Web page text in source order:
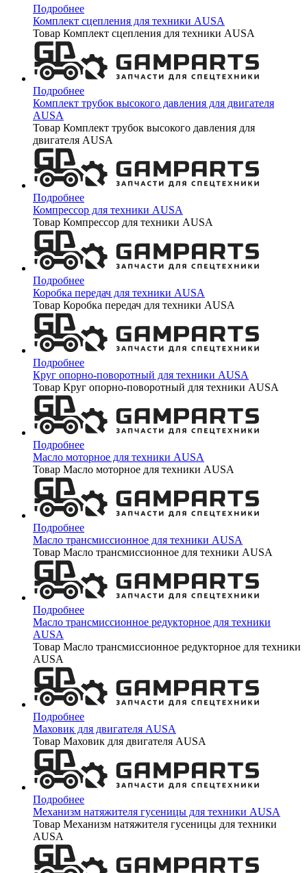
Подробнее
Комплект сцепления для техники AUSA
Товар Комплект сцепления для техники AUSA
Подробнее
Комплект трубок высокого давления для двигателя
AUSA
Товар Комплект трубок высокого давления для
двигателя AUSA
Подробнее
Компрессор для техники AUSA
Товар Компрессор для техники AUSA
Подробнее
Коробка передач для техники AUSA
Товар Коробка передач для техники AUSA
Подробнее
Круг опорно-поворотный для техники AUSA
Товар Круг опорно-поворотный для техники AUSA
Подробнее
Масло моторное для техники AUSA
Товар Масло моторное для техники AUSA
Подробнее
Масло трансмиссионное для техники AUSA
Товар Масло трансмиссионное для техники AUSA
Подробнее
Масло трансмиссионное редукторное для техники
AUSA
Товар Масло трансмиссионное редукторное для техники
AUSA
Подробнее
Маховик для двигателя AUSA
Товар Маховик для двигателя AUSA
Подробнее
Механизм натяжителя гусеницы для техники AUSA
Товар Механизм натяжителя гусеницы для техники
AUSA